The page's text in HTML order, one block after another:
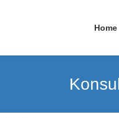
Home